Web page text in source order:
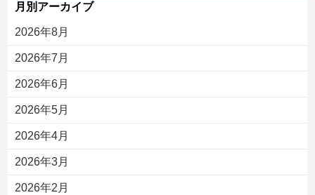
月別アーカイブ
2026年8月
2026年7月
2026年6月
2026年5月
2026年4月
2026年3月
2026年2月